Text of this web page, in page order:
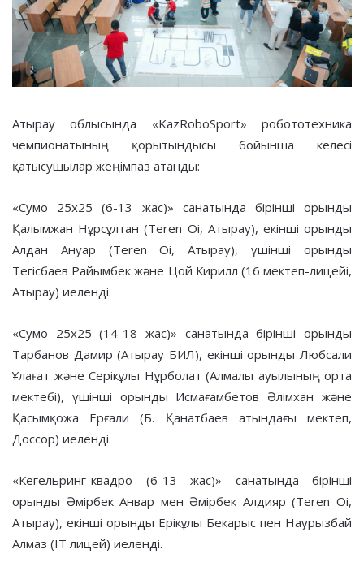
Атырау облысында «KazRoboSport» робототехника
чемпионатының қорытындысы бойынша келесі
қатысушылар жеңімпаз атанды:
«Сумо 25х25 (6-13 жас)» санатында бірінші орынды
Қалымжан Нұрсұлтан (Teren Oi, Атырау), екінші орынды
Алдан Ануар (Teren Oi, Атырау), үшінші орынды
Тегісбаев Райымбек және Цой Кирилл (16 мектеп-лицейі,
Атырау) иеленді.
«Сумо 25х25 (14-18 жас)» санатында бірінші орынды
Тарбанов Дамир (Атырау БИЛ), екінші орынды Любсали
Ұлағат және Серікұлы Нұрболат (Алмалы ауылының орта
мектебі), үшінші орынды Исмағамбетов Әлімхан және
Қасымқожа Ерғали (Б. Қанатбаев атындағы мектеп,
Доссор) иеленді.
«Кегельринг-квадро (6-13 жас)» санатында бірінші
орынды Әмірбек Анвар мен Әмірбек Алдияр (Teren Oi,
Атырау), екінші орынды Ерікұлы Бекарыс пен Наурызбай
Алмаз (IT лицей) иеленді.